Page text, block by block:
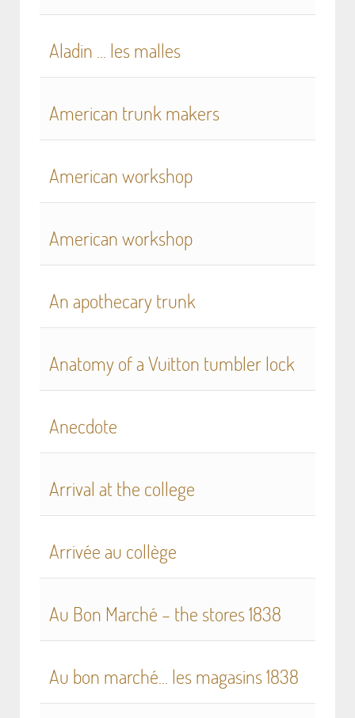
Aladin ... les malles
American trunk makers
American workshop
American workshop
An apothecary trunk
Anatomy of a Vuitton tumbler lock
Anecdote
Arrival at the college
Arrivée au collège
Au Bon Marché – the stores 1838
Au bon marché... les magasins 1838